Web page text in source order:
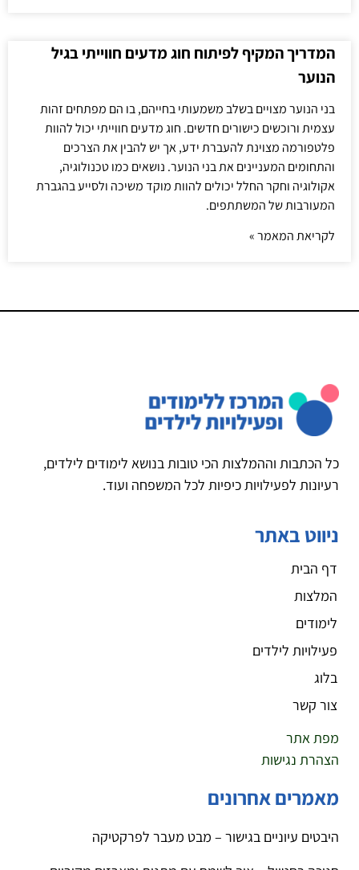
המדריך המקיף לפיתוח חוג מדעים חווייתי בגיל
הנוער
בני הנוער מצויים בשלב משמעותי בחייהם, בו הם מפתחים זהות
עצמית ורוכשים כישורים חדשים. חוג מדעים חווייתי יכול להוות
פלטפורמה מצוינת להעברת ידע, אך יש להבין את הצרכים
והתחומים המעניינים את בני הנוער. נושאים כמו טכנולוגיה,
אקולוגיה וחקר החלל יכולים להוות מוקד משיכה ולסייע בהגברת
המעורבות של המשתתפים.
לקריאת המאמר »
כל הכתבות וההמלצות הכי טובות בנושא לימודים לילדים,
רעיונות לפעילויות כיפיות לכל המשפחה ועוד.
ניווט באתר
דף הבית
המלצות
לימודים
פעילויות לילדים
בלוג
צור קשר
מפת אתר
הצהרת נגישות
מאמרים אחרונים
היבטים עיוניים בגישור – מבט מעבר לפרקטיקה